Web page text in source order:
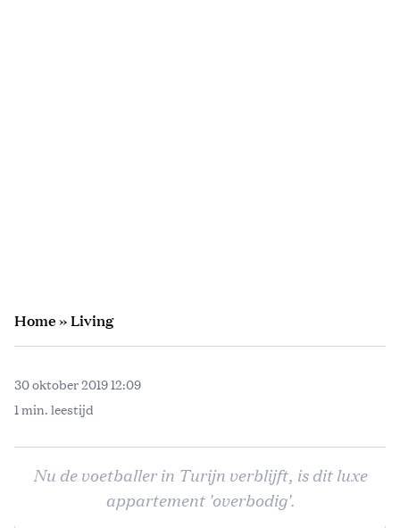
Home»Living
30 oktober 2019 12:09
1 min. leestijd
Nu de voetballer in Turijn verblijft, is dit luxe
appartement 'overbodig'.